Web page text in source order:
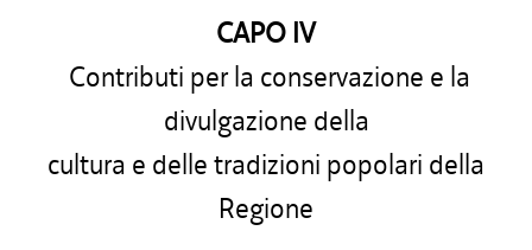
CAPO IV
Contributi per la conservazione e la
divulgazione della
cultura e delle tradizioni popolari della
Regione